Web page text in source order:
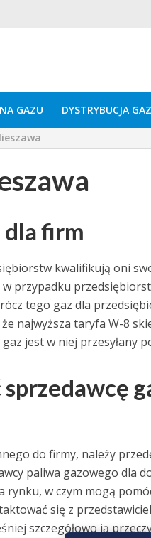
GAZU DYSTRYBUCJA
dla firm
kwalifikują oni
przypadku
tego gaz dla
najwyższa taryfa W-8
jest w niej przesyłany
do firmy, należy
paliwa gazowego dla
w czym mogą
się z
szczegółowo ją